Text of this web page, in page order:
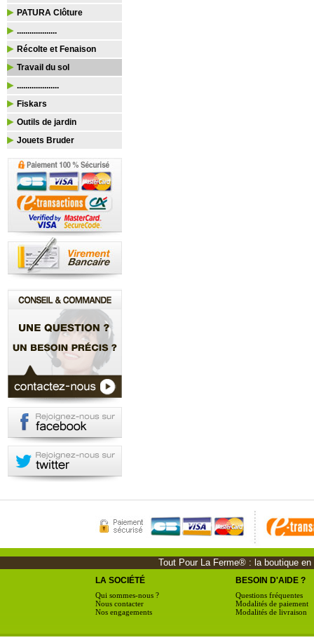
PATURA Clôture
...................
Récolte et Fenaison
Travail du sol
....................
Fiskars
Outils de jardin
Jouets Bruder
Tout Pour La Ferme® : la boutique
LA SOCIÉTÉ
Qui sommes-nous ?
Nous contacter
Nos engagements
BESOIN D'AIDE ?
Questions fréquentes
Modalités de paiement
Modalités de livraison